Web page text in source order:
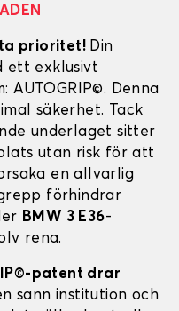
prioritet! Din
ett exklusivt
AUTOGRIP©. Denna
säkerhet. Tack
underlaget sitter
utan risk för att
en allvarlig
förhindrar
BMW 3 E36-
rena.
patent drar
sann institution och